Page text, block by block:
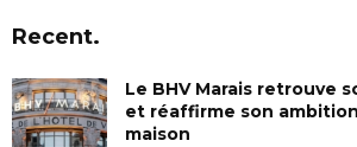
Recent.
Le BHV Marais retrouve
et réaffirme son
maison